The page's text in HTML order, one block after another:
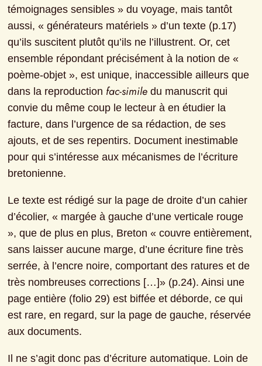
témoignages sensibles » du voyage, mais tantôt
aussi, « générateurs matériels » d’un texte (p.17)
qu’ils suscitent plutôt qu’ils ne l’illustrent. Or, cet
ensemble répondant précisément à la notion de «
poème-objet », est unique, inaccessible ailleurs que
dans la reproduction fac-simile du manuscrit qui
convie du même coup le lecteur à en étudier la
facture, dans l’urgence de sa rédaction, de ses
ajouts, et de ses repentirs. Document inestimable
pour qui s’intéresse aux mécanismes de l’écriture
bretonienne.
Le texte est rédigé sur la page de droite d’un cahier
d’écolier, « margée à gauche d’une verticale rouge
», que de plus en plus, Breton « couvre entièrement,
sans laisser aucune marge, d’une écriture fine très
serrée, à l’encre noire, comportant des ratures et de
très nombreuses corrections […]» (p.24). Ainsi une
page entière (folio 29) est biffée et déborde, ce qui
est rare, en regard, sur la page de gauche, réservée
aux documents.
Il ne s’agit donc pas d’écriture automatique. Loin de